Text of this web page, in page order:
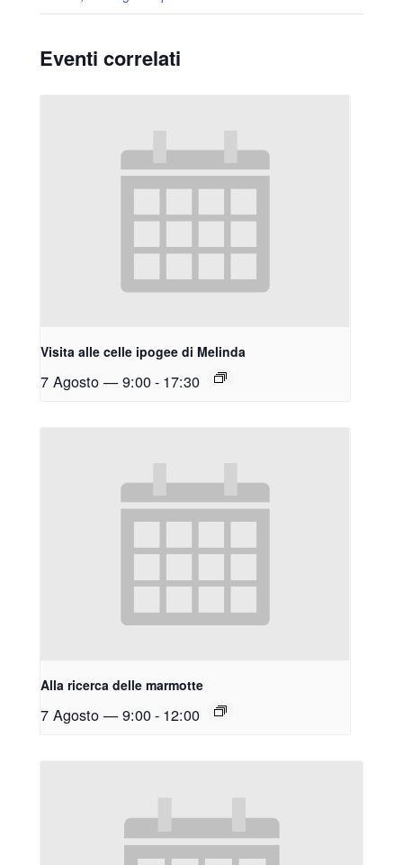
Eventi correlati
Visita alle celle ipogee di Melinda
7 Agosto — 9:00- 17:30
Alla ricerca delle marmotte
7 Agosto — 9:00- 12:00